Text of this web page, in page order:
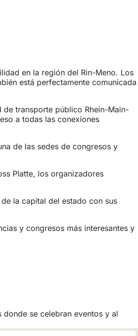
en la región del Rin-Meno. Los
está perfectamente comunicada
transporte público Rhein-Main-
a todas las conexiones
de las sedes de congresos y
Platte, los organizadores
la capital del estado con sus
y congresos más interesantes y
se celebran eventos y al